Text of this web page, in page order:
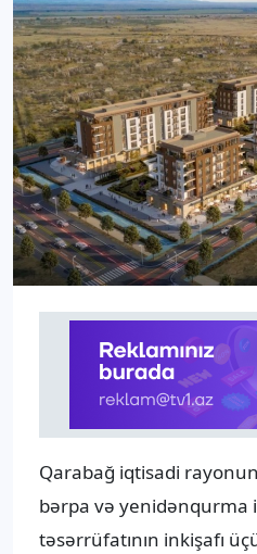
Qarabağ iqtisadi
bərpa və yenidənqurma
təsərrüfatının inkişafı